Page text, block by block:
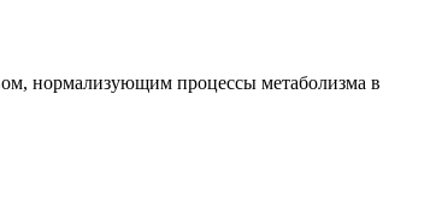
нормализующим процессы метаболизма в